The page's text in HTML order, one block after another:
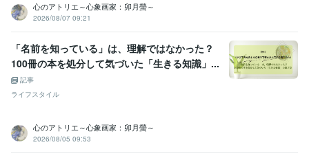
心のアトリエ～心象画家：卯月螢～
2026/08/07 09:21
「名前を知っている」は、理解ではなかった？
100冊の本を処分して気づいた「生きる知識」...
記事
ライフスタイル
心のアトリエ～心象画家：卯月螢～
2026/08/05 09:53